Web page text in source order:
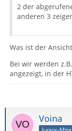
2 der
anderen 3
Was ist der
Bei wir werden
angezeigt, in der
Voina